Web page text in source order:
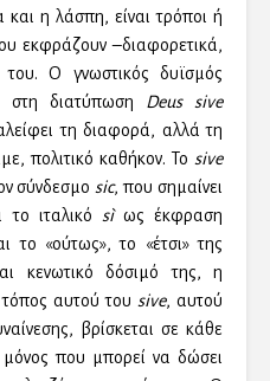
και η λάσπη, είναι τρόποι ή
εκφράζουν –διαφορετικά,
Ο γνωστικός δυϊσμός
στη διατύπωση Deus sive
τη διαφορά, αλλά τη
πολιτικό καθήκον. Το sive
σύνδεσμο sic, που σημαίνει
το ιταλικό sìως έκφραση
το «ούτως», το «έτσι» της
κενωτικό δόσιμό της, η
αυτού του sive, αυτού
βρίσκεται σε κάθε
που μπορεί να δώσει